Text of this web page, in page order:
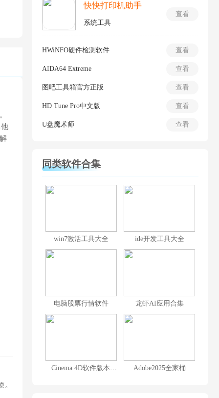
查看
快快打印机助手
系统工具
查看
HWiNFO硬件检测软件
查看
AIDA64 Extreme
查看
图吧工具箱官方正版
查看
HD Tune Pro中文版
查看
U盘魔术师
同类软件合集
win7激活工具大全 ide开发工具大全
电脑股票行情软件 龙虾AI应用合集
Cinema 4D软件版本大全 Adobe2025全家桶